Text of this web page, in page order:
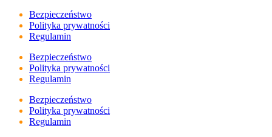
Bezpieczeństwo
Polityka prywatności
Regulamin
Bezpieczeństwo
Polityka prywatności
Regulamin
Bezpieczeństwo
Polityka prywatności
Regulamin